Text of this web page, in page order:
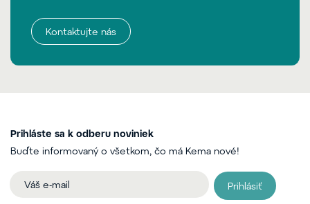
Kontaktujte nás
Prihláste sa k odberu noviniek
Buďte informovaný o všetkom, čo má Kema nové!
Prihlásiť